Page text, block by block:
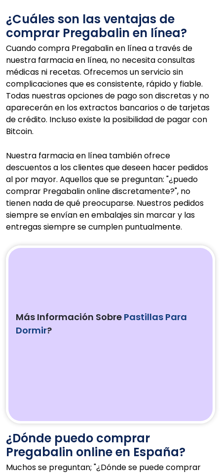
¿Cuáles son las ventajas de
comprar Pregabalin en línea?
Cuando compra Pregabalin en línea a través de
nuestra farmacia en línea, no necesita consultas
médicas ni recetas. Ofrecemos un servicio sin
complicaciones que es consistente, rápido y fiable.
Todas nuestras opciones de pago son discretas y no
aparecerán en los extractos bancarios o de tarjetas
de crédito. Incluso existe la posibilidad de pagar con
Bitcoin.
Nuestra farmacia en línea también ofrece
descuentos a los clientes que deseen hacer pedidos
al por mayor. Aquellos que se preguntan: "¿puedo
comprar Pregabalin online discretamente?", no
tienen nada de qué preocuparse. Nuestros pedidos
siempre se envían en embalajes sin marcar y las
entregas siempre se cumplen puntualmente.
Más Información Sobre Pastillas Para
Dormir?
¿Dónde puedo comprar
Pregabalin online en España?
Muchos se preguntan; "¿Dónde se puede comprar